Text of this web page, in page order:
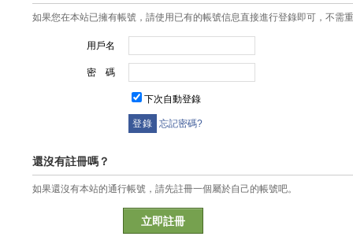
如果您在本站已擁有帳號，請使用已有的帳號信息直接進行登錄即可，不需
用戶名
密 碼
下次自動登錄
忘記密碼?
還沒有註冊嗎？
如果還沒有本站的通行帳號，請先註冊一個屬於自己的帳號吧。
立即註冊